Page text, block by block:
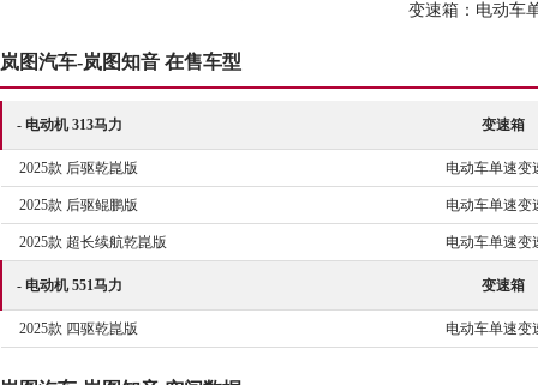
变速箱：电动车
岚图汽车-岚图知音 在售车型
- 电动机 313马力 变速箱
2025款 后驱乾崑版 电动车单速变
2025款 后驱鲲鹏版 电动车单速变
2025款 超长续航乾崑版 电动车单速变
- 电动机 551马力 变速箱
2025款 四驱乾崑版 电动车单速变